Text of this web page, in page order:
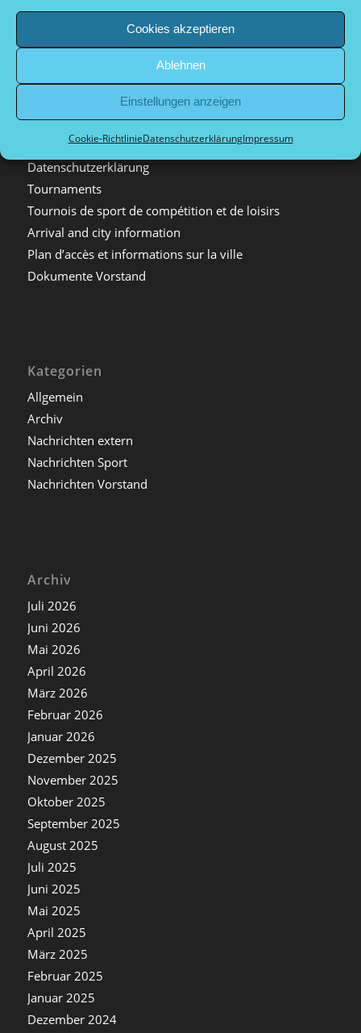
Cookies akzeptieren
Ablehnen
Einstellungen anzeigen
Cookie-RichtlinieDatenschutzerklärungImpressum
Festival Bildergalerien
Spielorte in Düsseldorf
Pétanque in Deutschland
Verwandte Sportarten
Firmenveranstaltungen
Impressum
Datenschutzerklärung
Tournaments
Tournois de sport de compétition et de loisirs
Arrival and city information
Plan d’accès et informations sur la ville
Dokumente Vorstand
Kategorien
Allgemein
Archiv
Nachrichten extern
Nachrichten Sport
Nachrichten Vorstand
Archiv
Juli 2026
Juni 2026
Mai 2026
April 2026
März 2026
Februar 2026
Januar 2026
Dezember 2025
November 2025
Oktober 2025
September 2025
August 2025
Juli 2025
Juni 2025
Mai 2025
April 2025
März 2025
Februar 2025
Januar 2025
Dezember 2024